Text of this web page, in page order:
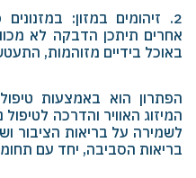
2. זיהומים במזון:
אחרים תיתכן הדבקה לא
באוכל בידיים מזוהמות,
הפתרון הוא באמצעות
המיזוג האוויר והדרכה לטיפול
לשמירה על בריאות הציבור
בריאות הסביבה, יחד עם